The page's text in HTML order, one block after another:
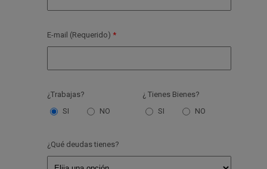
E-mail (Requerido)
¿Trabajas?
SI
NO
¿ Tienes Bienes?
SI
NO
¿Qué deudas tienes?